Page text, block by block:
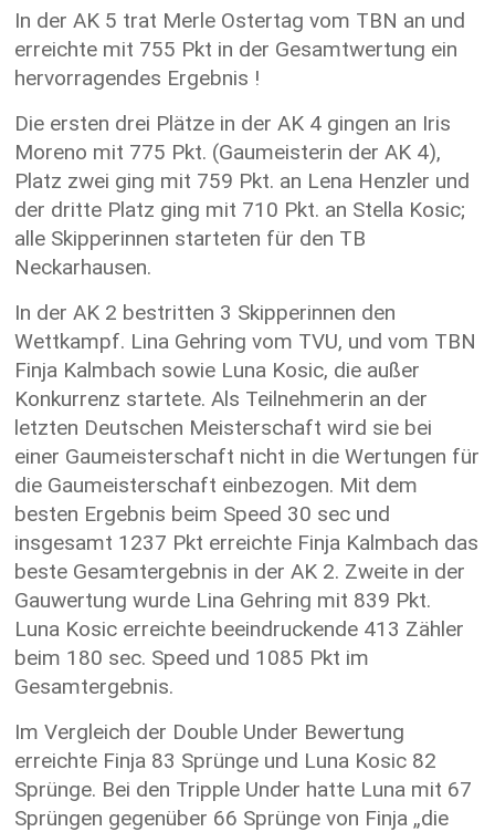
In der AK 5 trat Merle Ostertag vom TBN an und
erreichte mit 755 Pkt in der Gesamtwertung ein
hervorragendes Ergebnis !
Die ersten drei Plätze in der AK 4 gingen an Iris
Moreno mit 775 Pkt. (Gaumeisterin der AK 4),
Platz zwei ging mit 759 Pkt. an Lena Henzler und
der dritte Platz ging mit 710 Pkt. an Stella Kosic;
alle Skipperinnen starteten für den TB
Neckarhausen.
In der AK 2 bestritten 3 Skipperinnen den
Wettkampf. Lina Gehring vom TVU, und vom TBN
Finja Kalmbach sowie Luna Kosic, die außer
Konkurrenz startete. Als Teilnehmerin an der
letzten Deutschen Meisterschaft wird sie bei
einer Gaumeisterschaft nicht in die Wertungen für
die Gaumeisterschaft einbezogen. Mit dem
besten Ergebnis beim Speed 30 sec und
insgesamt 1237 Pkt erreichte Finja Kalmbach das
beste Gesamtergebnis in der AK 2. Zweite in der
Gauwertung wurde Lina Gehring mit 839 Pkt.
Luna Kosic erreichte beeindruckende 413 Zähler
beim 180 sec. Speed und 1085 Pkt im
Gesamtergebnis.
Im Vergleich der Double Under Bewertung
erreichte Finja 83 Sprünge und Luna Kosic 82
Sprünge. Bei den Tripple Under hatte Luna mit 67
Sprüngen gegenüber 66 Sprünge von Finja „die